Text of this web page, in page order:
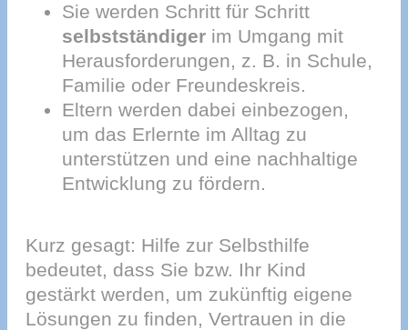
Sie werden Schritt für Schritt
selbstständiger im Umgang mit
Herausforderungen, z. B. in Schule,
Familie oder Freundeskreis.
Eltern werden dabei einbezogen,
um das Erlernte im Alltag zu
unterstützen und eine nachhaltige
Entwicklung zu fördern.
Kurz gesagt: Hilfe zur Selbsthilfe
bedeutet, dass Sie bzw. Ihr Kind
gestärkt werden, um zukünftig eigene
Lösungen zu finden, Vertrauen in die